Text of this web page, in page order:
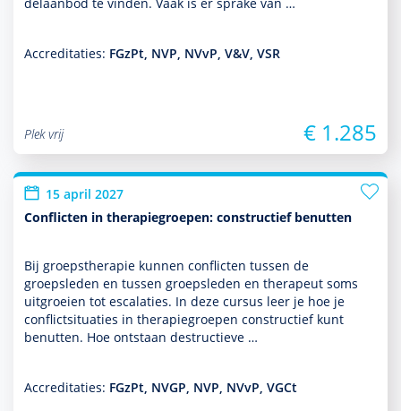
Accreditaties: FGzPt, NVP, NVvP, V&V, VSR
Plek vrij € 1.285
15 april 2027
Conflicten in therapiegroepen: constructief benutten
Bij groeps­thera­pie kunnen conflicten tussen de
groepsleden en tussen groepsleden en thera­peut soms
uitgroeien tot escalaties. In deze cursus leer je hoe je
conflictsituaties in thera­piegroepen constructief kunt
benutten. Hoe ontstaan destructieve …
Accreditaties: FGzPt, NVGP, NVP, NVvP, VGCt